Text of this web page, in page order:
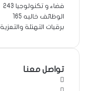
فضاء و تكنولوجيا 243
الوظائف خاليه 165
برقيات التهنئة والتعزية
تواصل معنا